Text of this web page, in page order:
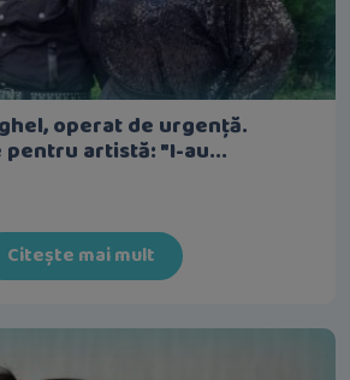
operat de urgență.
artistă: "I-au...
Citește mai mult